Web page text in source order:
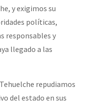
y exigimos su
políticas,
responsables y
llegado a las
repudiamos
del estado en sus